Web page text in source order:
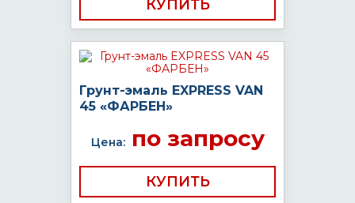
КУПИТЬ
Грунт-эмаль EXPRESS VAN
45 «ФАРБЕН»
Цена:по запросу
КУПИТЬ